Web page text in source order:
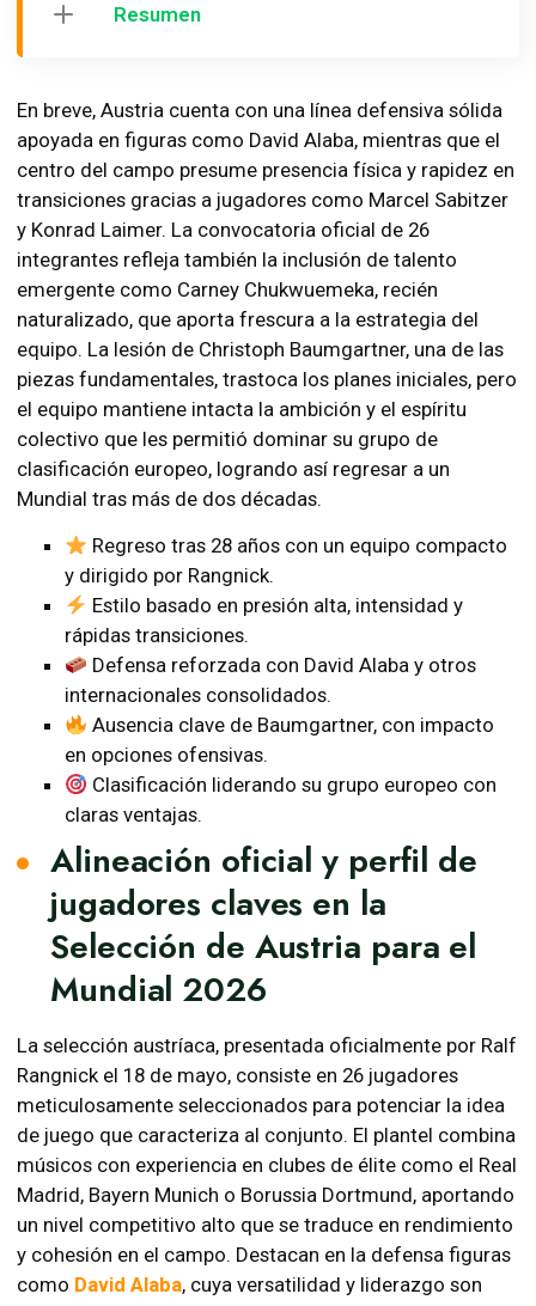
Resumen
En breve, Austria cuenta con una línea defensiva sólida
apoyada en figuras como David Alaba, mientras que el
centro del campo presume presencia física y rapidez en
transiciones gracias a jugadores como Marcel Sabitzer
y Konrad Laimer. La convocatoria oficial de 26
integrantes refleja también la inclusión de talento
emergente como Carney Chukwuemeka, recién
naturalizado, que aporta frescura a la estrategia del
equipo. La lesión de Christoph Baumgartner, una de las
piezas fundamentales, trastoca los planes iniciales, pero
el equipo mantiene intacta la ambición y el espíritu
colectivo que les permitió dominar su grupo de
clasificación europeo, logrando así regresar a un
Mundial tras más de dos décadas.
Regreso tras 28 años con un equipo compacto
y dirigido por Rangnick.
Estilo basado en presión alta, intensidad y
rápidas transiciones.
Defensa reforzada con David Alaba y otros
internacionales consolidados.
Ausencia clave de Baumgartner, con impacto
en opciones ofensivas.
Clasificación liderando su grupo europeo con
claras ventajas.
Alineación oficial y perfil de
jugadores claves en la
Selección de Austria para el
Mundial 2026
La selección austríaca, presentada oficialmente por Ralf
Rangnick el 18 de mayo, consiste en 26 jugadores
meticulosamente seleccionados para potenciar la idea
de juego que caracteriza al conjunto. El plantel combina
músicos con experiencia en clubes de élite como el Real
Madrid, Bayern Munich o Borussia Dortmund, aportando
un nivel competitivo alto que se traduce en rendimiento
y cohesión en el campo. Destacan en la defensa figuras
como David Alaba, cuya versatilidad y liderazgo son